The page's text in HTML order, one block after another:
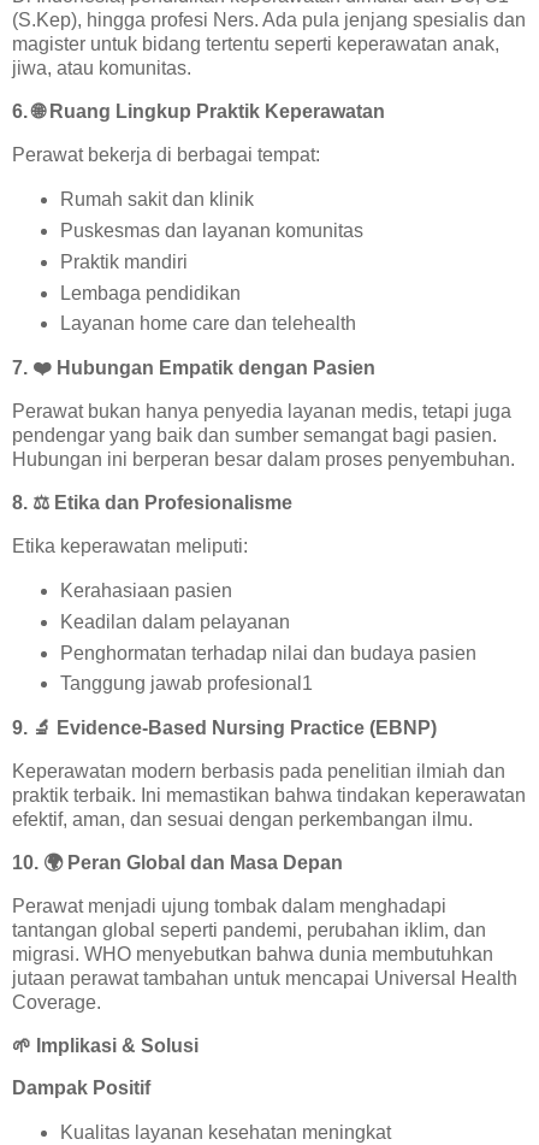
(S.Kep), hingga profesi Ners. Ada pula jenjang spesialis dan
magister untuk bidang tertentu seperti keperawatan anak,
jiwa, atau komunitas.
6.🌐Ruang Lingkup Praktik Keperawatan
Perawat bekerja di berbagai tempat:
Rumah sakit dan klinik
Puskesmas dan layanan komunitas
Praktik mandiri
Lembaga pendidikan
Layanan home care dan telehealth
7. ❤️ Hubungan Empatik dengan Pasien
Perawat bukan hanya penyedia layanan medis, tetapi juga
pendengar yang baik dan sumber semangat bagi pasien.
Hubungan ini berperan besar dalam proses penyembuhan.
8. ⚖️ Etika dan Profesionalisme
Etika keperawatan meliputi:
Kerahasiaan pasien
Keadilan dalam pelayanan
Penghormatan terhadap nilai dan budaya pasien
Tanggung jawab profesional1
9. 🔬 Evidence-Based Nursing Practice (EBNP)
Keperawatan modern berbasis pada penelitian ilmiah dan
praktik terbaik. Ini memastikan bahwa tindakan keperawatan
efektif, aman, dan sesuai dengan perkembangan ilmu.
10. 🌍Peran Global dan Masa Depan
Perawat menjadi ujung tombak dalam menghadapi
tantangan global seperti pandemi, perubahan iklim, dan
migrasi. WHO menyebutkan bahwa dunia membutuhkan
jutaan perawat tambahan untuk mencapai Universal Health
Coverage.
🌱 Implikasi & Solusi
Dampak Positif
Kualitas layanan kesehatan meningkat